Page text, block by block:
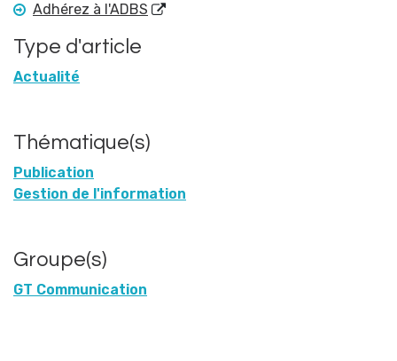
Adhérez à l'ADBS
Type d'article
Actualité
Thématique(s)
Publication
Gestion de l'information
Groupe(s)
GT Communication